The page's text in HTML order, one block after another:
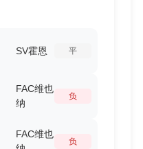
SV霍恩 平
FAC维也
纳
负
FAC维也
负